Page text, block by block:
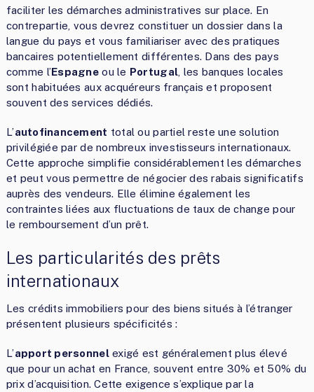
faciliter les démarches administratives sur place. En
contrepartie, vous devrez constituer un dossier dans la
langue du pays et vous familiariser avec des pratiques
bancaires potentiellement différentes. Dans des pays
comme l’Espagne ou le Portugal , les banques locales
sont habituées aux acquéreurs français et proposent
souvent des services dédiés.
L’autofinancement total ou partiel reste une solution
privilégiée par de nombreux investisseurs internationaux.
Cette approche simplifie considérablement les démarches
et peut vous permettre de négocier des rabais significatifs
auprès des vendeurs. Elle élimine également les
contraintes liées aux fluctuations de taux de change pour
le remboursement d’un prêt.
Les particularités des prêts
internationaux
Les crédits immobiliers pour des biens situés à l’étranger
présentent plusieurs spécificités :
L’apport personnelexigé est généralement plus élevé
que pour un achat en France, souvent entre 30% et 50% du
prix d’acquisition. Cette exigence s’explique par la